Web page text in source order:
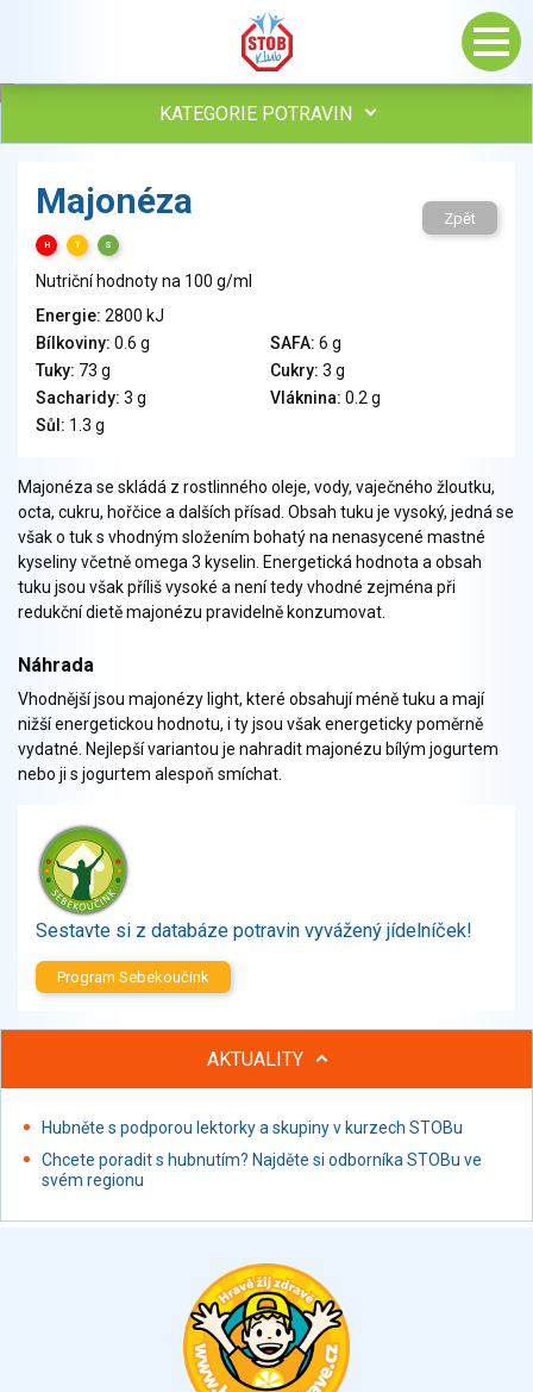
KATEGORIE POTRAVIN
Vejce
Mléko
Veganské a vegetariánské výrobky
Tuky
Obiloviny, mouka, cereální výrobky
Chléb, pečivo, křehké chleby, pufované výrobky
Ovoce
Ořechy, semena
Zelenina
Brambory, luštěniny, houby
Sladkosti, slané výrobky
Ochucovadla, přísady, sladidla
Sušené směsi
Polotovary, hotové pokrmy
Proteinové výrobky, doplňky stravy
Nápoje alkoholické
Restaurace, jídelny, hotová jídla
Fastfood
Studená kuchyně, lahůdkářské výrobky
Majonéza
H T S
Zpět
Nutriční hodnoty na 100 g/ml
Energie: 2800 kJ
Bílkoviny: 0.6 g SAFA: 6 g
Tuky: 73 g Cukry: 3 g
Sacharidy: 3 g Vláknina: 0.2 g
Sůl: 1.3 g
Majonéza se skládá z rostlinného oleje, vody, vaječného žloutku,
octa, cukru, hořčice a dalších přísad. Obsah tuku je vysoký, jedná se
však o tuk s vhodným složením bohatý na nenasycené mastné
kyseliny včetně omega 3 kyselin. Energetická hodnota a obsah
tuku jsou však příliš vysoké a není tedy vhodné zejména při
redukční dietě majonézu pravidelně konzumovat.
Náhrada
Vhodnější jsou majonézy light, které obsahují méně tuku a mají
nižší energetickou hodnotu, i ty jsou však energeticky poměrně
vydatné. Nejlepší variantou je nahradit majonézu bílým jogurtem
nebo ji s jogurtem alespoň smíchat.
Sestavte si z databáze potravin vyvážený jídelníček!
Program Sebekoučink
AKTUALITY
Hubněte s podporou lektorky a skupiny v kurzech STOBu
Chcete poradit s hubnutím? Najděte si odborníka STOBu ve
svém regionu